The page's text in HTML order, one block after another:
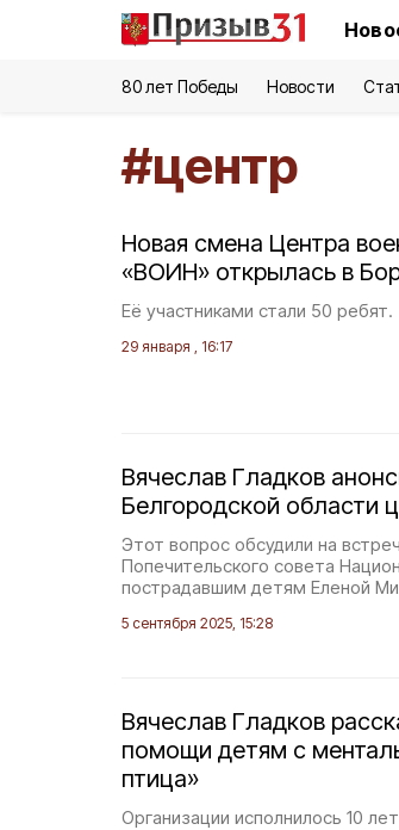
80 лет Победы Новости
#центр
Новая смена Центра
«ВОИН» открылась в
Её участниками стали 50 ребят.
29 января , 16:17
Вячеслав Гладков
Белгородской области
Этот вопрос обсудили на
Попечительского совета
пострадавшим детям Еленой
5 сентября 2025, 15:28
Вячеслав Гладков
помощи детям с
птица»
Организации исполнилось 10